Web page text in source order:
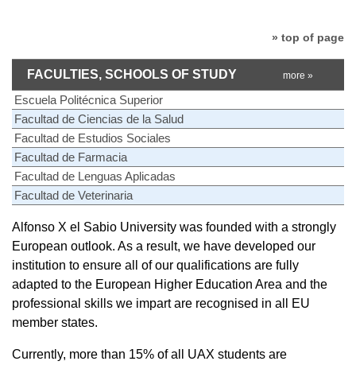
» top of page
FACULTIES, SCHOOLS OF STUDY more »
Escuela Politécnica Superior
Facultad de Ciencias de la Salud
Facultad de Estudios Sociales
Facultad de Farmacia
Facultad de Lenguas Aplicadas
Facultad de Veterinaria
Alfonso X el Sabio University was founded with a strongly
European outlook. As a result, we have developed our
institution to ensure all of our qualifications are fully
adapted to the European Higher Education Area and the
professional skills we impart are recognised in all EU
member states.
Currently, more than 15% of all UAX students are